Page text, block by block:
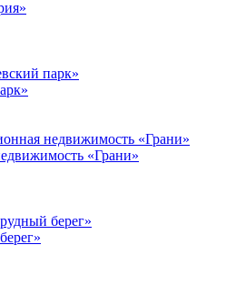
«Грани»